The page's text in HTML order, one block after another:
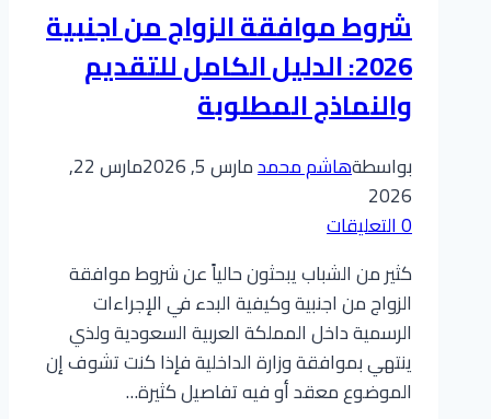
على
الموافقة
في
أسرع
وقت
ممكن
شروط موافقة الزواج من اجنبية
2026: الدليل الكامل للتقديم
والنماذج المطلوبة
بواسطةهاشم محمدمارس 5, 2026
مارس 22,
2026
0 التعليقات
​كثير من الشباب يبحثون حالياً عن شروط موافقة
الزواج من اجنبية وكيفية البدء في الإجراءات
الرسمية داخل المملكة العربية السعودية ولذي
ينتهي بموافقة وزارة الداخلية فإذا كنت تشوف إن
الموضوع معقد أو فيه تفاصيل كثيرة…